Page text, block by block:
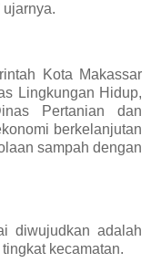
ujarnya.
Kota Makassar
Lingkungan Hidup,
Pertanian dan
berkelanjutan
sampah dengan
diwujudkan adalah
kecamatan.